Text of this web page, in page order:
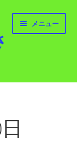
メニュー